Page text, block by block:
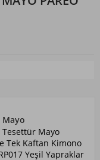
Mayo
Tesettür Mayo
Tek Kaftan Kimono
Yeşil Yapraklar